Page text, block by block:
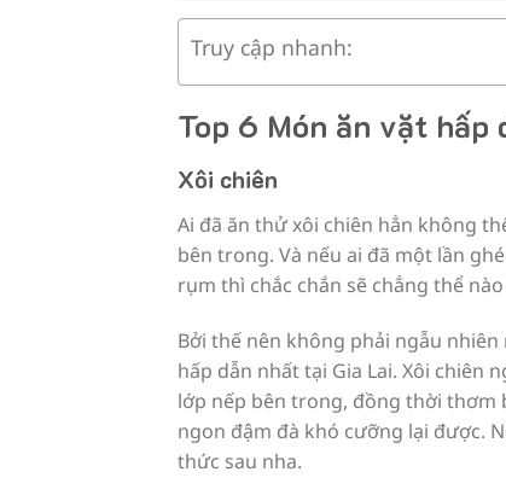
Truy cập nhanh:
Top 6 Món ăn vặt hấp
Xôi chiên
Ai đã ăn thử xôi chiên hẳn không
bên trong. Và nếu ai đã một lần
rụm thì chắc chắn sẽ chẳng thể
Bởi thế nên không phải ngẫu
hấp dẫn nhất tại Gia Lai. Xôi chiên
lớp nếp bên trong, đồng thời thơm
ngon đậm đà khó cưỡng lại được.
thức sau nha.